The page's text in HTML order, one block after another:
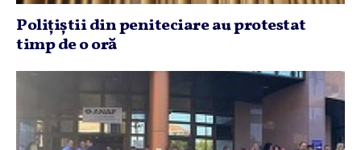
Poliţiştii din peniteciare au protestat
timp de o oră